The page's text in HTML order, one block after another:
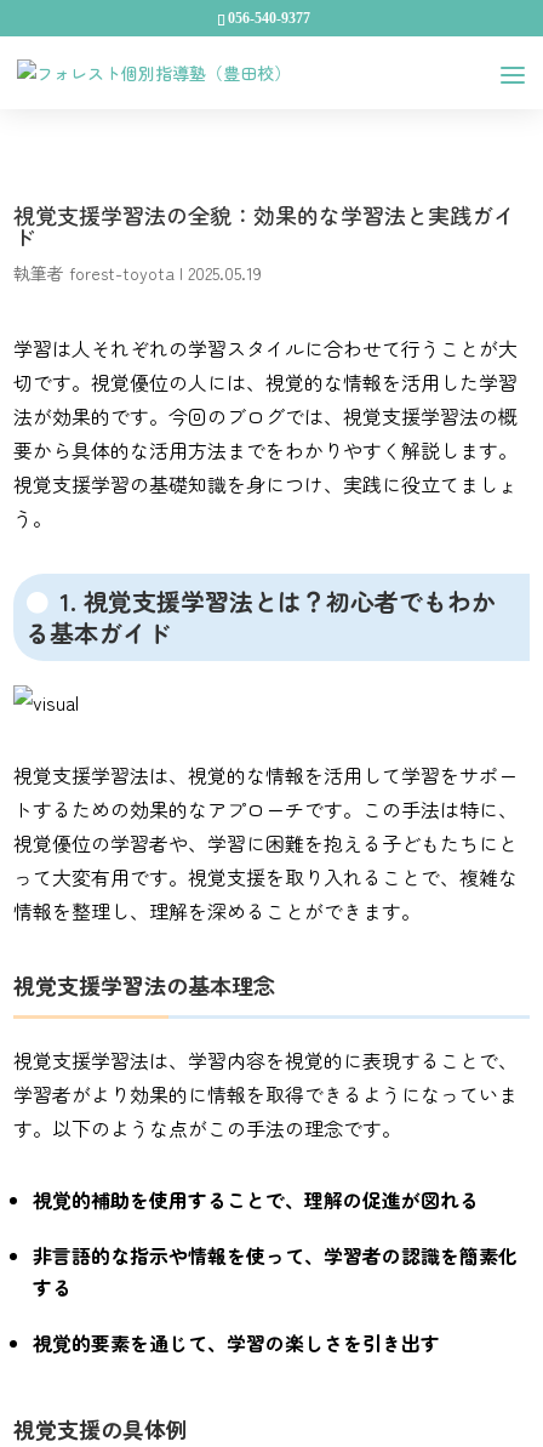
056-540-9377
視覚支援学習法の全貌：効果的な学習法と実践ガイ
ド
執筆者forest-toyota |2025.05.19
学習は人それぞれの学習スタイルに合わせて行うことが大
切です。視覚優位の人には、視覚的な情報を活用した学習
法が効果的です。今回のブログでは、視覚支援学習法の概
要から具体的な活用方法までをわかりやすく解説します。
視覚支援学習の基礎知識を身につけ、実践に役立てましょ
う。
1. 視覚支援学習法とは？初心者でもわか
る基本ガイド
視覚支援学習法は、視覚的な情報を活用して学習をサポー
トするための効果的なアプローチです。この手法は特に、
視覚優位の学習者や、学習に困難を抱える子どもたちにと
って大変有用です。視覚支援を取り入れることで、複雑な
情報を整理し、理解を深めることができます。
視覚支援学習法の基本理念
視覚支援学習法は、学習内容を視覚的に表現することで、
学習者がより効果的に情報を取得できるようになっていま
す。以下のような点がこの手法の理念です。
視覚的補助を使用することで、理解の促進が図れる
非言語的な指示や情報を使って、学習者の認識を簡素化
する
視覚的要素を通じて、学習の楽しさを引き出す
視覚支援の具体例